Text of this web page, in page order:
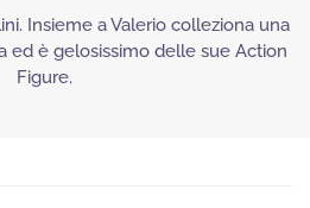
Insieme a Valerio colleziona una
ed è gelosissimo delle sue Action
Figure.